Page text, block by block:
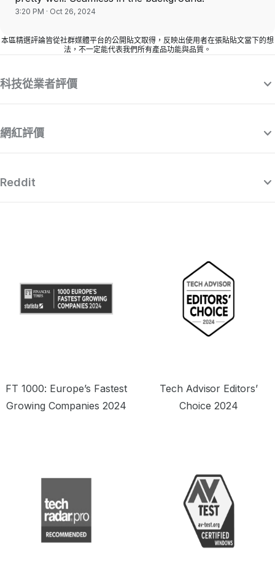
3:20 PM · Oct 26, 2024
本區精選評論皆從社群媒體平台的公開貼文取得，反映出使用者在張貼貼文當下的想
法，不一定能代表我們所有產品功能與品質。
科技從業者評價
“Surfshark 是一款精心製作且功能強大的
網紅評價
Reddit
FT 1000: Europe’s Fastest
Growing Companies 2024
Tech Advisor Editors’
Choice 2024